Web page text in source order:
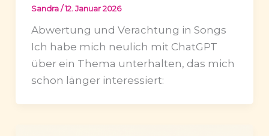
Sandra/12. Januar 2026
Abwertung und Verachtung in Songs
Ich habe mich neulich mit ChatGPT
über ein Thema unterhalten, das mich
schon länger interessiert: